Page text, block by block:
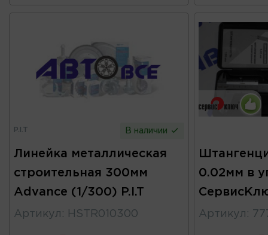
P.I.T В наличии
Линейка металлическая
строительная 300мм
Advance (1/300) P.I.T
Артикул : HSTR010300
0.02мм в
Артикул :